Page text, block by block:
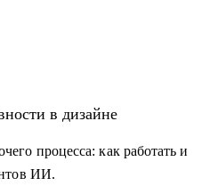
в дизайне
процесса: как работать и
ИИ.